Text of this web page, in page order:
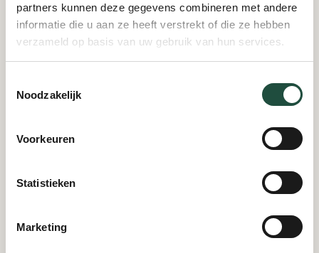
partners kunnen deze gegevens combineren met andere
informatie die u aan ze heeft verstrekt of die ze hebben
verzameld op basis van uw gebruik van hun services.
Noodzakelijk
Voorkeuren
Statistieken
Marketing
Fotografie voor website heeft ook een SEO- en
toegankelijkheidskant. Iedere belangrijke afbeelding
verdient een goede alt tekst. Daarmee beschrijf je wat
er op de foto te zien is, zodat zoekmachines en
Een alt tekst hoeft niet lang te zijn. Beschrijf gewoon
duidelijk wat de afbeelding toont. Bij een foto van een
schilder aan het werk kan dat bijvoorbeeld zijn:
hier meer over weten? Lees dan ook
alt teksten.
Fotografie voor website
bij maatwerk websites